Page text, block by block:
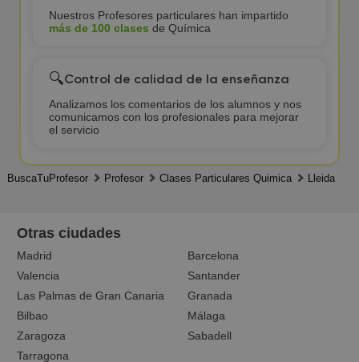
Nuestros Profesores particulares han impartido
más de 100 clases de Química
🔍Control de calidad de la enseñanza
Analizamos los comentarios de los alumnos y nos
comunicamos con los profesionales para mejorar
el servicio
BuscaTuProfesor Profesor Clases Particulares Quimica Lleida
Otras ciudades
Madrid
Barcelona
Valencia
Santander
Las Palmas de Gran Canaria
Granada
Bilbao
Málaga
Zaragoza
Sabadell
Tarragona